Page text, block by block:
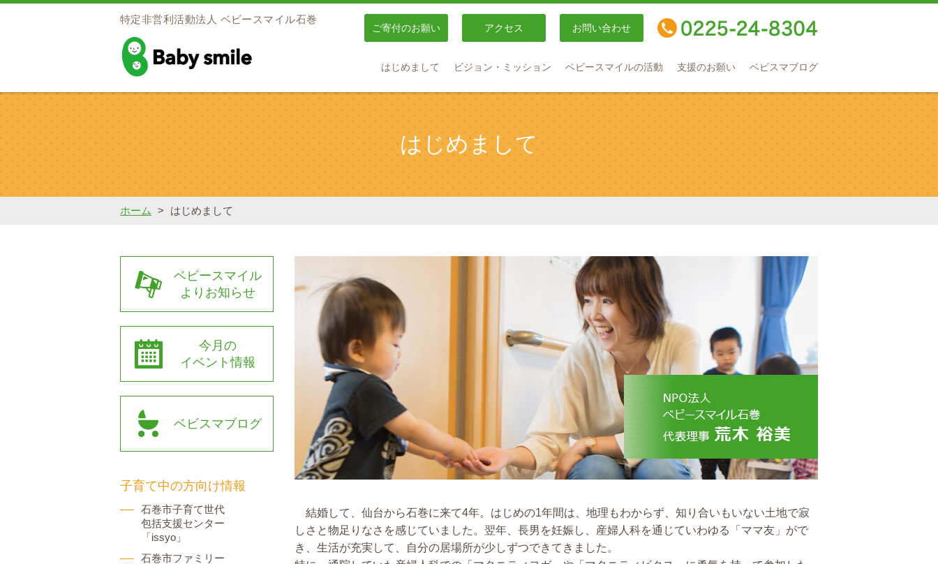
特定非営利活動法人 ベビースマイル石巻
ご寄付のお願い アクセス お問い合わせ
はじめまして ビジョン・ミッション ベビースマイルの活動 支援のお願い ベビスマブログ
はじめまして
ホーム > はじめまして
結婚して、仙台から石巻に来て4年。はじめの1年間は、地理もわからず、知り合いもいない土地で寂
しさと物足りなさを感じていました。翌年、長男を妊娠し、産婦人科を通じていわゆる「ママ友」がで
き、生活が充実して、自分の居場所が少しずつできてきました。
ベビースマイル
よりお知らせ
今月の
イベント情報
ベビスマブログ
子育て中の方向け情報
石巻市子育て世代
包括支援センター
「issyo」
石巻市ファミリー